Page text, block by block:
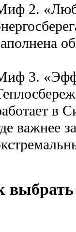
2.
3.
в
важнее
выбрать